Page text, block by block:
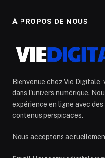
À PROPOS DE NOUS
Bienvenue chez Vie
dans l'univers numérique.
expérience en ligne avec
contenus perspicaces.
Nous acceptons